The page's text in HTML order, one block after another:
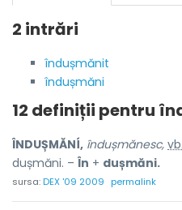
2 intrări
îndușmănit
îndușmăni
12 definiții pentru
ÎNDUȘMĂNÍ, îndușmănesc,
dușmăni. – În + dușmăni.
sursa:DEX '09 2009 permalink